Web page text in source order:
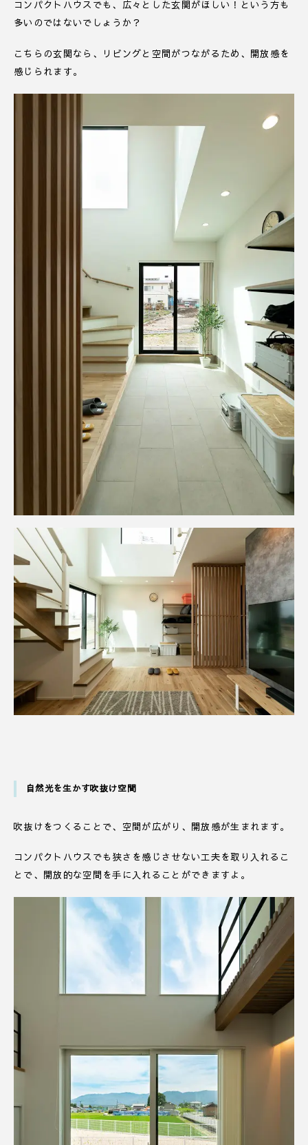
コンパクトハウスでも、広々とした玄関がほしい！という方も
多いのではないでしょうか？
こちらの玄関なら、リビングと空間がつながるため、開放感を
感じられます。
自然光を生かす吹抜け空間
吹抜けをつくることで、空間が広がり、開放感が生まれます。
コンパクトハウスでも狭さを感じさせない工夫を取り入れるこ
とで、開放的な空間を手に入れることができますよ。